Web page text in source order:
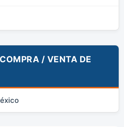
/ VENTA DE